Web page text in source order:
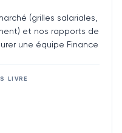
(grilles salariales,
et nos rapports de
une équipe Finance
LIVRE